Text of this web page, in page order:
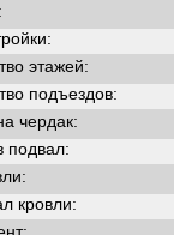
этажей:
подъездов:
чердак:
подвал:
кровли: